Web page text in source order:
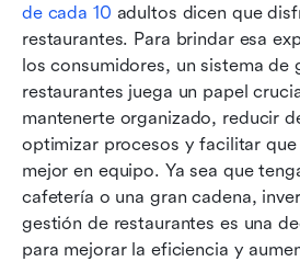
de cada 10 adultos dicen que
restaurantes. Para brindar esa
los consumidores, un sistema de
restaurantes juega un papel
mantenerte organizado, reducir
optimizar procesos y facilitar
mejor en equipo. Ya sea que
cafetería o una gran cadena,
gestión de restaurantes es una
para mejorar la eficiencia y